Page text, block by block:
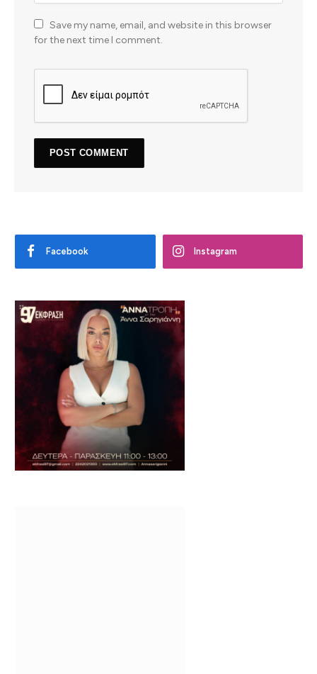
Save my name, email, and website in this browser
for the next time I comment.
Facebook Instagram